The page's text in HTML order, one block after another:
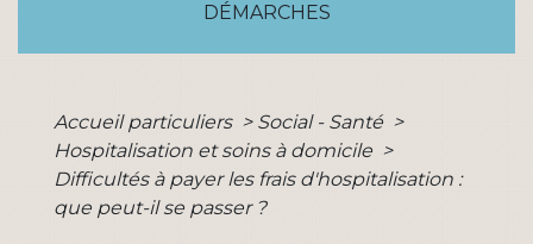
DÉMARCHES
Accueil particuliers > Social - Santé >
Hospitalisation et soins à domicile >
Difficultés à payer les frais d'hospitalisation :
que peut-il se passer ?